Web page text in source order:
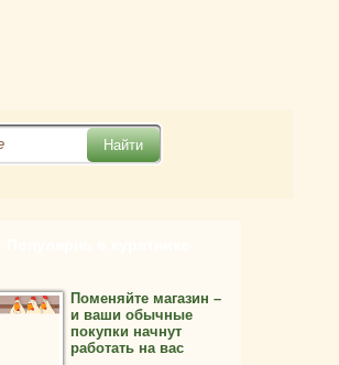
Поменяйте магазин –
и ваши обычные
покупки начнут
работать на вас